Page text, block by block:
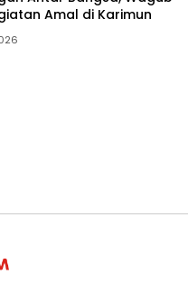
Amal di Karimun